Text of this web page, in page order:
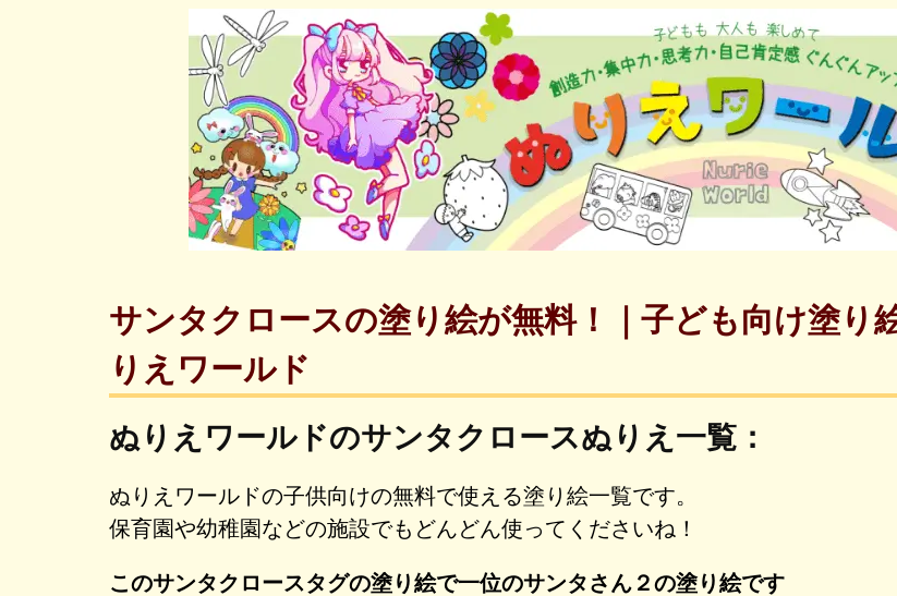
サンタクロースの塗り絵が無料！｜子ども向け塗り
りえワールド
ぬりえワールドのサンタクロースぬりえ一覧：
ぬりえワールドの子供向けの無料で使える塗り絵一覧です。
保育園や幼稚園などの施設でもどんどん使ってくださいね！
このサンタクロースタグの塗り絵で一位のサンタさん２の塗り絵です